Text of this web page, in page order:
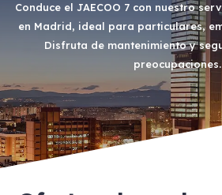
Conduce el JAECOO 7 con nuestro
en Madrid, ideal para particulares,
Disfruta de mantenimiento y
preocupaciones.